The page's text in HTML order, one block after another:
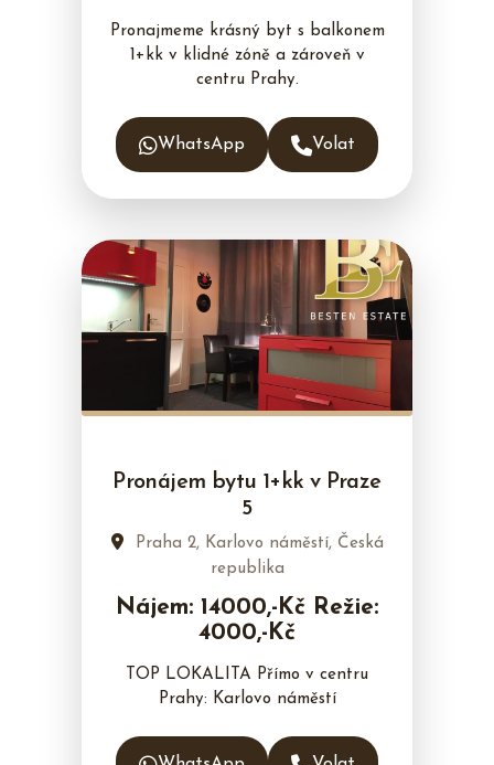
Pronajmeme krásný byt s balkonem
1+kk v klidné zóně a zároveň v
centru Prahy.
WhatsApp Volat
Pronájem bytu 1+kk v Praze
5
Praha 2, Karlovo náměstí, Česká
republika
Nájem: 14000,-Kč Režie:
4000,-Kč
TOP LOKALITA Přímo v centru
Prahy: Karlovo náměstí